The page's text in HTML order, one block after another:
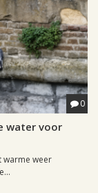
0
water voor
warme weer